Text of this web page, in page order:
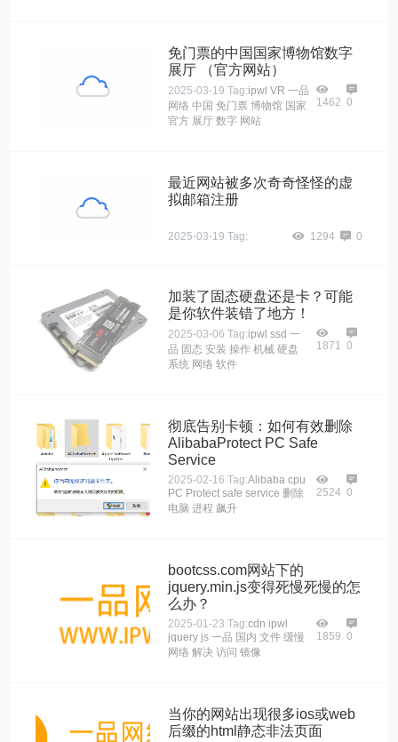
免门票的中国国家博物馆数字
展厅 （官方网站）
2025-03-19 Tag:ipwl VR 一品
网络 中国 免门票 博物馆 国家
官方 展厅 数字 网站
1462 0
最近网站被多次奇奇怪怪的虚
拟邮箱注册
2025-03-19 Tag: 1294 0
加装了固态硬盘还是卡？可能
是你软件装错了地方！
2025-03-06 Tag:ipwl ssd 一
品 固态 安装 操作 机械 硬盘
系统 网络 软件
1871 0
彻底告别卡顿：如何有效删除
AlibabaProtect PC Safe
Service
2025-02-16 Tag:Alibaba cpu
PC Protect safe service 删除
电脑 进程 飙升
2524 0
bootcss.com网站下的
jquery.min.js变得死慢死慢的怎
么办？
2025-01-23 Tag:cdn ipwl
jquery js 一品 国内 文件 缓慢
网络 解决 访问 镜像
1859 0
当你的网站出现很多ios或web
后缀的html静态非法页面